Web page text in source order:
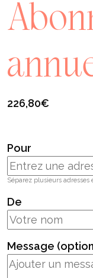
226,80€
Pour
Séparez plusieurs
De
Message